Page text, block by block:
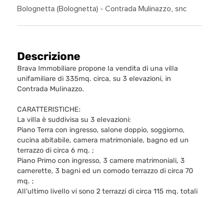
Bolognetta (Bolognetta) - Contrada Mulinazzo, snc
Descrizione
Brava Immobiliare propone la vendita di una villa
unifamiliare di 335mq. circa, su 3 elevazioni, in
Contrada Mulinazzo.
CARATTERISTICHE:
La villa è suddivisa su 3 elevazioni:
Piano Terra con ingresso, salone doppio, soggiorno,
cucina abitabile, camera matrimoniale, bagno ed un
terrazzo di circa 6 mq. ;
Piano Primo con ingresso, 3 camere matrimoniali, 3
camerette, 3 bagni ed un comodo terrazzo di circa 70
mq. ;
All'ultimo livello vi sono 2 terrazzi di circa 115 mq. totali